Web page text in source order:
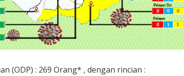
(ODP) : 269 Orang* , dengan rincian :